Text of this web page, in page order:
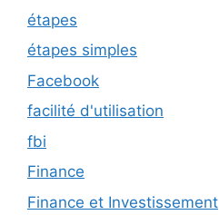
étapes
étapes simples
Facebook
facilité d'utilisation
fbi
Finance
Finance et Investissement